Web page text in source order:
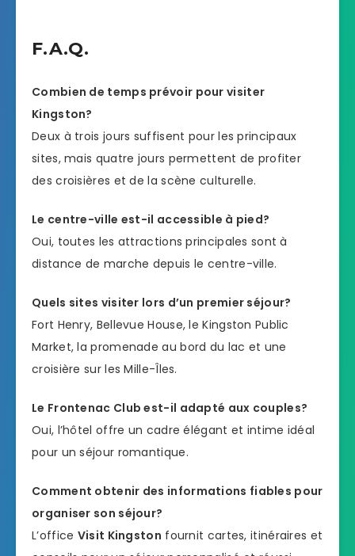
F.A.Q.
Combien de temps prévoir pour visiter
Kingston?
Deux à trois jours suffisent pour les principaux
sites, mais quatre jours permettent de profiter
des croisières et de la scène culturelle.
Le centre-ville est-il accessible à pied?
Oui, toutes les attractions principales sont à
distance de marche depuis le centre-ville.
Quels sites visiter lors d’un premier séjour?
Fort Henry, Bellevue House, le Kingston Public
Market, la promenade au bord du lac et une
croisière sur les Mille-Îles.
Le Frontenac Club est-il adapté aux couples?
Oui, l’hôtel offre un cadre élégant et intime idéal
pour un séjour romantique.
Comment obtenir des informations fiables pour
organiser son séjour?
L’office Visit Kingston fournit cartes, itinéraires et